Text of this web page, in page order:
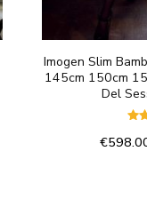
Imogen Slim
145cm 150cm
Del
€